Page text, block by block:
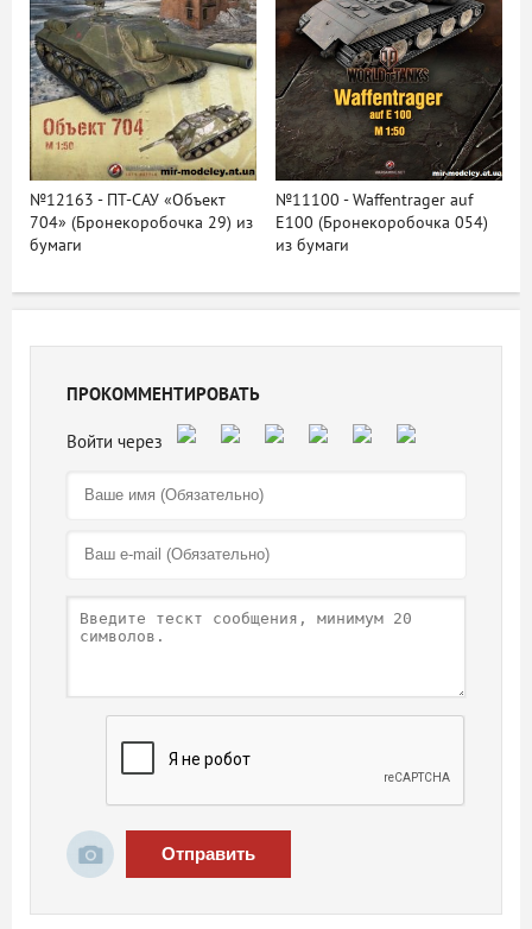
№12163 - ПТ-САУ «Объект
704» (Бронекоробочка 29) из
бумаги
№11100 - Waffentrager auf
E100 (Бронекоробочка 054)
из бумаги
ПРОКОММЕНТИРОВАТЬ
Отправить